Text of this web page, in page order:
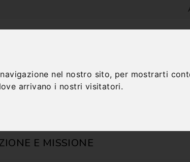
nel nostro sito, per mostrarti
arrivano i nostri visitatori.
E MISSIONE